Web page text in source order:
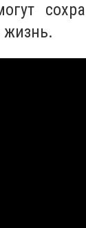
жизнь.